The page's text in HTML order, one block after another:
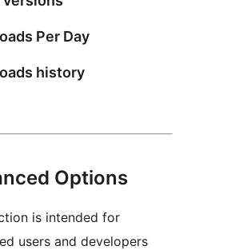
Per Day
history
Options
is intended for
users and developers